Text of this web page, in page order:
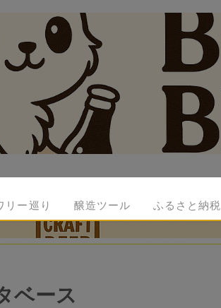
リー巡り 醸造ツール ふるさと納税
ベース